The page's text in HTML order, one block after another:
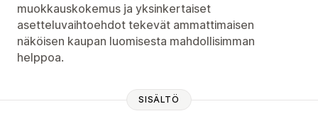
muokkauskokemus ja yksinkertaiset
asetteluvaihtoehdot tekevät ammattimaisen
näköisen kaupan luomisesta mahdollisimman
helppoa.
SISÄLTÖ